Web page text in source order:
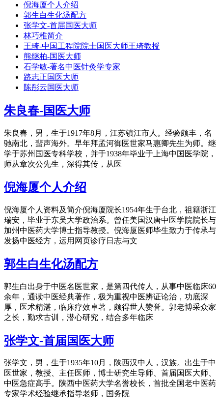
倪海厦个人介绍
郭生白生化汤配方
张学文-首届国医大师
林巧稚简介
王琦-中国工程院院士国医大师王琦教授
熊继柏-国医大师
石学敏-著名中医针灸学专家
路志正国医大师
陈彤云国医大师
朱良春-国医大师
朱良春，男，生于1917年8月，江苏镇江市人。经验颇丰，名
驰南北，蜚声海外。早年拜孟河御医世家马惠卿先生为师。继
学于苏州国医专科学校，并于1938年毕业于上海中国医学院，
师从章次公先生，深得其传，从医
倪海厦个人介绍
倪海厦个人资料及简介倪海厦院长1954年生于台北，祖籍浙江
瑞安，毕业于东吴大学政治系。曾任美国汉唐中医学院院长与
加州中医药大学博士指导教授。倪海厦医师毕生致力于传承与
发扬中医经方，运用网页诊疗日志与文
郭生白生化汤配方
郭生白出身于中医名医世家，是第四代传人，从事中医临床60
余年，通读中医经典著作，极为重视中医辨证论治，功底深
厚，医术精湛，临床疗效卓著，颇得世人赞誉。郭老博采众家
之长，勤求古训，潜心研究，结合多年临床
张学文-首届国医大师
张学文，男，生于1935年10月，陕西汉中人，汉族。出生于中
医世家，教授、主任医师，博士研究生导师、首届国医大师、
中医急症高手。陕西中医药大学名誉校长，首批全国老中医药
专家学术经验继承指导老师，国务院